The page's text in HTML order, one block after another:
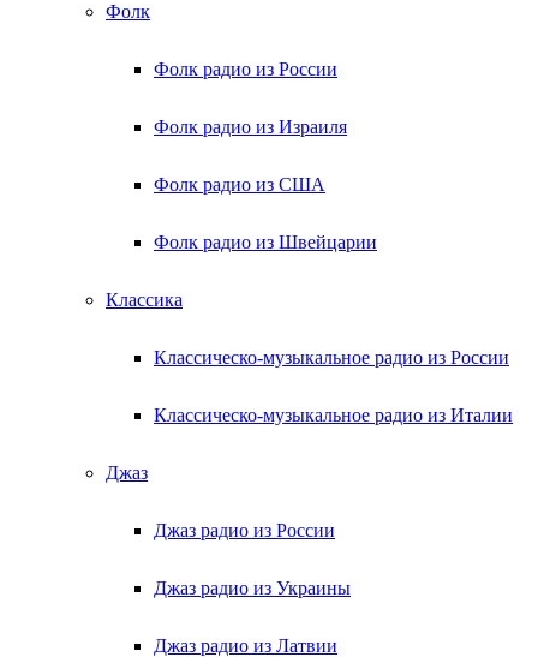
Фолк
Фолк радио из России
Фолк радио из Израиля
Фолк радио из США
Фолк радио из Швейцарии
Классика
Классическо-музыкальное радио из России
Классическо-музыкальное радио из Италии
Джаз
Джаз радио из России
Джаз радио из Украины
Джаз радио из Латвии